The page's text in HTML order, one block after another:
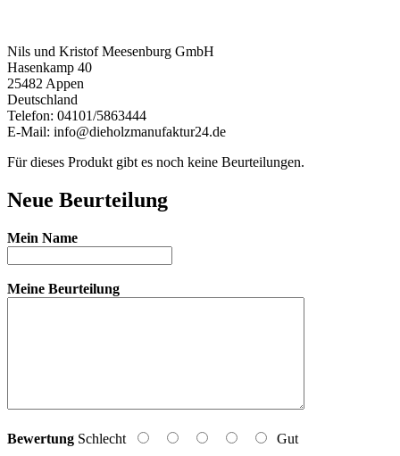
Nils und Kristof Meesenburg GmbH
Hasenkamp 40
25482 Appen
Deutschland
Telefon: 04101/5863444
E-Mail: info@dieholzmanufaktur24.de
Für dieses Produkt gibt es noch keine Beurteilungen.
Neue Beurteilung
Mein Name
Meine Beurteilung
Bewertung Schlecht Gut